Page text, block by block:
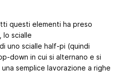
questi elementi ha preso
lo scialle
uno scialle half-pi (quindi
down in cui si alternano e si
semplice lavorazione a righe